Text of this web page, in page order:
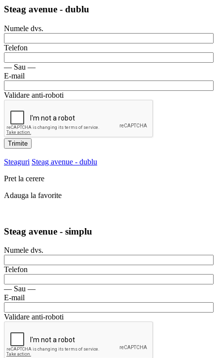
Steag avenue - dublu
Numele dvs.
Telefon
— Sau —
E-mail
Validare anti-roboti
Trimite
Steaguri Steag avenue - dublu
Pret la cerere
Adauga la favorite
Steag avenue - simplu
Numele dvs.
Telefon
— Sau —
E-mail
Validare anti-roboti